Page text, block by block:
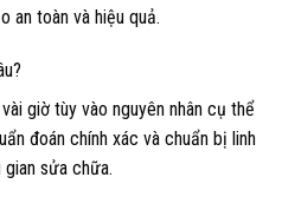
an toàn và hiệu quả.
giờ tùy vào nguyên nhân cụ thể
đoán chính xác và chuẩn bị linh
sửa chữa.